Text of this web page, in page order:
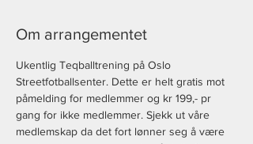
Om arrangementet
Ukentlig Teqballtrening på Oslo
Streetfotballsenter. Dette er helt gratis mot
påmelding for medlemmer og kr 199,- pr
gang for ikke medlemmer. Sjekk ut våre
medlemskap da det fort lønner seg å være